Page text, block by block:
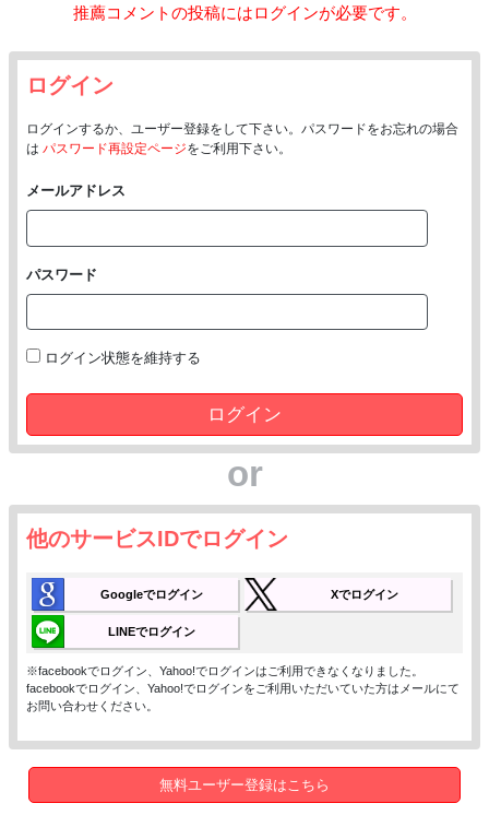
推薦コメントの投稿にはログインが必要です。
ログイン
ログインするか、ユーザー登録をして下さい。パスワードをお忘れの場合
は パスワード再設定ページをご利用下さい。
メールアドレス
パスワード
ログイン状態を維持する
ログイン
or
他のサービスIDでログイン
Googleでログイン Xでログイン
LINEでログイン
※facebookでログイン、Yahoo!でログインはご利用できなくなりました。
facebookでログイン、Yahoo!でログインをご利用いただいていた方はメールにて
お問い合わせください。
無料ユーザー登録はこちら